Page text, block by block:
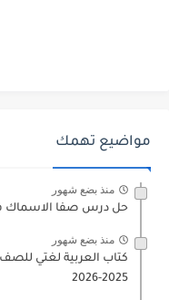
مواضيع تهمك
منذ بضع شهور
حل درس صفا الاسماك
منذ بضع شهور
كتاب العربية لغتي
2025-2026